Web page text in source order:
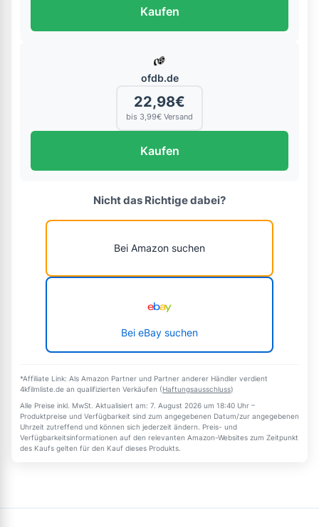
Kaufen
ofdb.de
22,98€
bis 3,99€ Versand
Kaufen
Nicht das Richtige dabei?
Bei Amazon suchen
Bei eBay suchen
*Affiliate Link: Als Amazon Partner und Partner anderer Händler verdient
4kfilmliste.de an qualifizierten Verkäufen (Haftungsausschluss)
Alle Preise inkl. MwSt. Aktualisiert am: 7. August 2026 um 18:40 Uhr –
Produktpreise und Verfügbarkeit sind zum angegebenen Datum/zur angegebenen
Uhrzeit zutreffend und können sich jederzeit ändern. Preis- und
Verfügbarkeitsinformationen auf den relevanten Amazon-Websites zum Zeitpunkt
des Kaufs gelten für den Kauf dieses Produkts.